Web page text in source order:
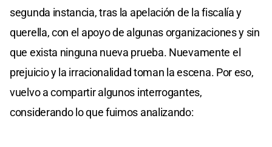
segunda instancia, tras la apelación de la fiscalía y
querella, con el apoyo de algunas organizaciones y sin
que exista ninguna nueva prueba. Nuevamente el
prejuicio y la irracionalidad toman la escena. Por eso,
vuelvo a compartir algunos interrogantes,
considerando lo que fuimos analizando: